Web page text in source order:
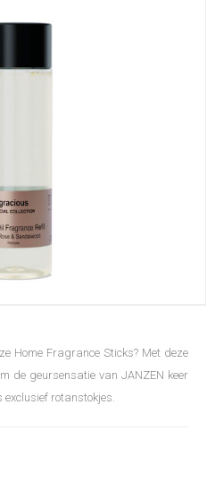
Home Fragrance Sticks? Met deze
de geursensatie van JANZEN keer
exclusief rotanstokjes.